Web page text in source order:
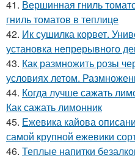
41. Вершинная гниль
гниль томатов в теплице
42. Ик сушилка корвет.
установка непрерывного
43. Как размножить розы
условиях летом.
44. Когда лучше сажать
Как сажать лимонник
45. Ежевика кайова
самой крупной ежевики
46. Теплые напитки